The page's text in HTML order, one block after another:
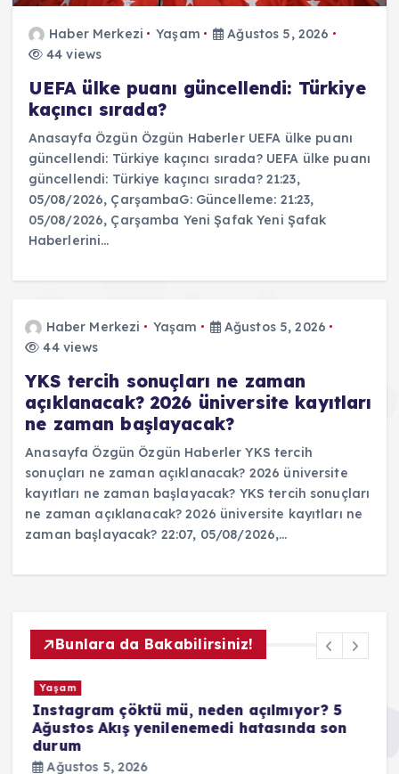
Haber Merkezi Yaşam
Ağustos 5, 2026
44 views
UEFA ülke puanı güncellendi: Türkiye
kaçıncı sırada?
Anasayfa Özgün Özgün Haberler UEFA ülke puanı
güncellendi: Türkiye kaçıncı sırada? UEFA ülke puanı
güncellendi: Türkiye kaçıncı sırada? 21:23,
05/08/2026, ÇarşambaG: Güncelleme: 21:23,
05/08/2026, Çarşamba Yeni Şafak Yeni Şafak
Haberlerini…
Haber Merkezi Yaşam
Ağustos 5, 2026
44 views
YKS tercih sonuçları ne zaman
açıklanacak? 2026 üniversite kayıtları
ne zaman başlayacak?
Anasayfa Özgün Özgün Haberler YKS tercih
sonuçları ne zaman açıklanacak? 2026 üniversite
kayıtları ne zaman başlayacak? YKS tercih sonuçları
ne zaman açıklanacak? 2026 üniversite kayıtları ne
zaman başlayacak? 22:07, 05/08/2026,…
Bunlara da Bakabilirsiniz!
Yaşam
Instagram çöktü mü, neden açılmıyor? 5
Ağustos Akış yenilenemedi hatasında son
durum
Ağustos 5, 2026